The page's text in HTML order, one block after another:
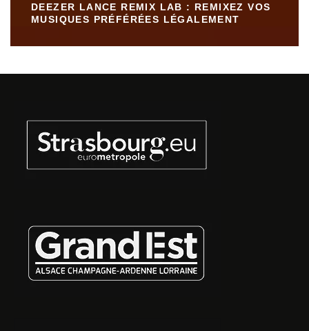
DEEZER LANCE REMIX LAB : REMIXEZ VOS
MUSIQUES PRÉFÉRÉES LÉGALEMENT